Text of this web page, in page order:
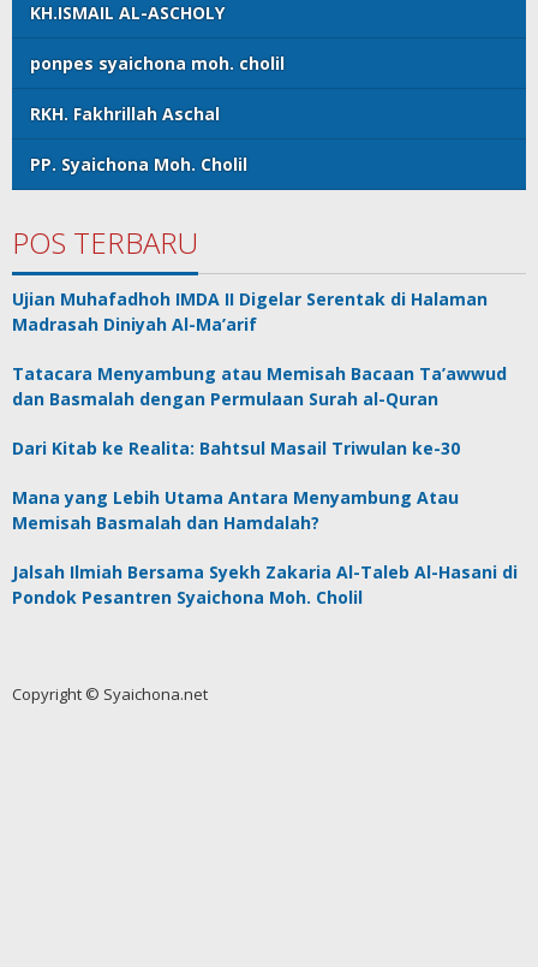
KH.ISMAIL AL-ASCHOLY
ponpes syaichona moh. cholil
RKH. Fakhrillah Aschal
PP. Syaichona Moh. Cholil
POS TERBARU
Ujian Muhafadhoh IMDA II Digelar Serentak di Halaman
Madrasah Diniyah Al-Ma’arif
Tatacara Menyambung atau Memisah Bacaan Ta’awwud
dan Basmalah dengan Permulaan Surah al-Quran
Dari Kitab ke Realita: Bahtsul Masail Triwulan ke-30
Mana yang Lebih Utama Antara Menyambung Atau
Memisah Basmalah dan Hamdalah?
Jalsah Ilmiah Bersama Syekh Zakaria Al-Taleb Al-Hasani di
Pondok Pesantren Syaichona Moh. Cholil
Copyright © Syaichona.net